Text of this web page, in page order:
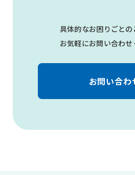
具体的なお困りごと
お気軽にお問い合わせ
お問い合わ